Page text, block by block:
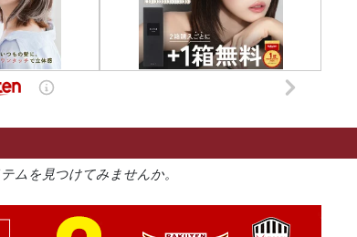
ムを見つけてみませんか。